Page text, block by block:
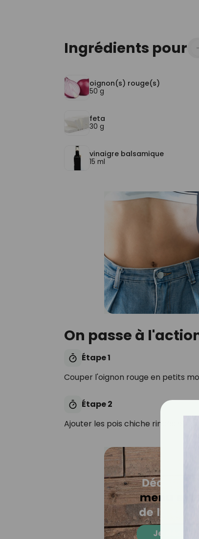
Ingrédients pour
oignon(s) rouge(s)
50 g
feta
30 g
vinaigre balsamique
15 ml
On passe à
Étape 1
Couper l'oignon rouge en petits
Étape 2
Ajouter les pois chiche rincés et